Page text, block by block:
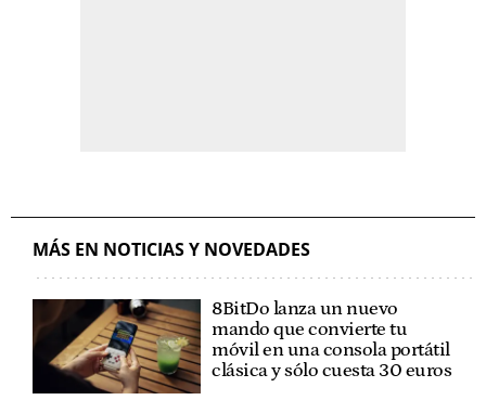
MÁS EN NOTICIAS Y NOVEDADES
8BitDo lanza un nuevo
mando que convierte tu
móvil en una consola portátil
clásica y sólo cuesta 30 euros